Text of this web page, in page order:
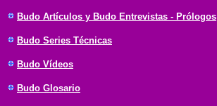
Budo Artículos y Budo Entrevistas - Prólogos
Budo Series Técnicas
Budo Vídeos
Budo Glosario